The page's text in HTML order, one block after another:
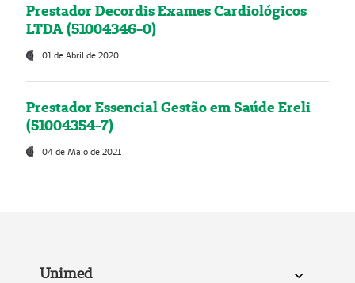
Prestador Decordis Exames Cardiológicos
LTDA (51004346-0)
01 de Abril de 2020
Prestador Essencial Gestão em Saúde Ereli
(51004354-7)
04 de Maio de 2021
Unimed